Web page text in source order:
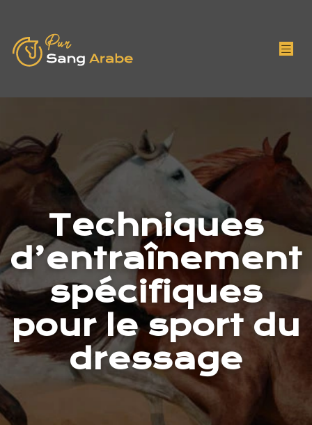
Techniques
d’entraînement
spécifiques
pour le sport du
dressage